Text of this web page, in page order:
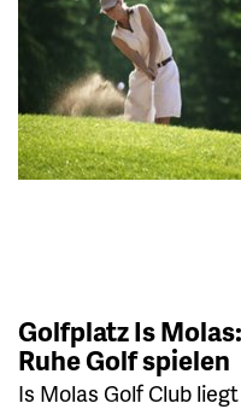
Golfplatz Is
Ruhe Golf spielen
Is Molas Golf Club